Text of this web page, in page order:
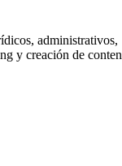
administrativos,
y creación de